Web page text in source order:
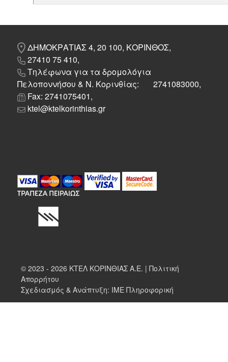
ΔΗΜΟΚΡΑΤΙΑΣ 4, 20 100, ΚΟΡΙΝΘΟΣ,
27410 75 410,
Τηλέφωνα για τα δρομολόγια
Πελοποννήσου & Ν. Κορινθίας: 2741083000,
Fax: 2741075401,
ktel@ktelkorinthias.gr
© 2023 - 2026 ΚΤΕΛ ΚΟΡΙΝΘΙΑΣ Α.Ε. |Πολιτική
Απορρήτου
Σχεδιασμός & Ανάπτυξη: ΙΜΕ Πληροφορική